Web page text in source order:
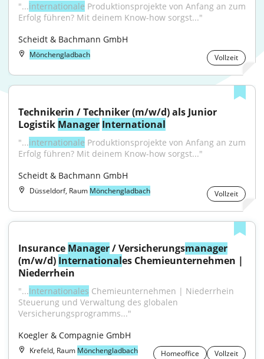
"...internationale Produktionsprojekte von Anfang an zum
Erfolg führen? Mit deinem Know-how sorgst..."
Scheidt & Bachmann GmbH
Mönchengladbach Vollzeit
Technikerin / Techniker (m/w/d) als Junior
Logistik Manager International
"...internationale Produktionsprojekte von Anfang an zum
Erfolg führen? Mit deinem Know-how sorgst..."
Scheidt & Bachmann GmbH
Düsseldorf, Raum Mönchengladbach Vollzeit
Insurance Manager / Versicherungsmanager
(m/w/d) Internationales Chemieunternehmen |
Niederrhein
"...Internationales Chemieunternehmen | Niederrhein
Steuerung und Verwaltung des globalen
Versicherungsprogramms..."
Koegler & Compagnie GmbH
Krefeld, Raum Mönchengladbach Homeoffice Vollzeit